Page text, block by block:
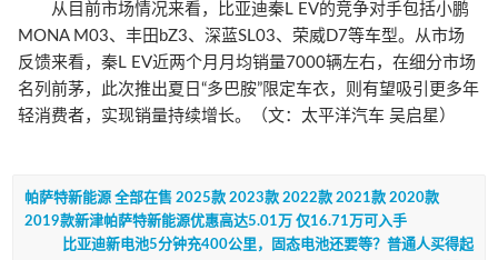
从目前市场情况来看，比亚迪秦L EV的竞争对手包括小鹏
MONA M03、丰田bZ3、深蓝SL03、荣威D7等车型。从市场
反馈来看，秦L EV近两个月月均销量7000辆左右，在细分市场
名列前茅，此次推出夏日“多巴胺”限定车衣，则有望吸引更多年
轻消费者，实现销量持续增长。（文：太平洋汽车 吴启星）
帕萨特新能源 全部在售 2025款 2023款 2022款 2021款 2020款
2019款新津帕萨特新能源优惠高达5.01万 仅16.71万可入手
比亚迪新电池5分钟充400公里，固态电池还要等？普通人买得起